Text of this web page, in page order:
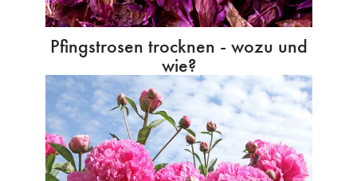
Pfingstrosen trocknen - wozu und
wie?